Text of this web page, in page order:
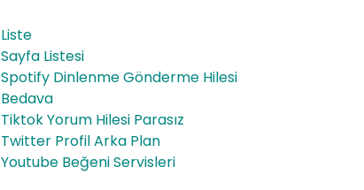
Liste
Sayfa Listesi
Spotify Dinlenme Gönderme Hilesi
Bedava
Tiktok Yorum Hilesi Parasız
Twitter Profil Arka Plan
Youtube Beğeni Servisleri